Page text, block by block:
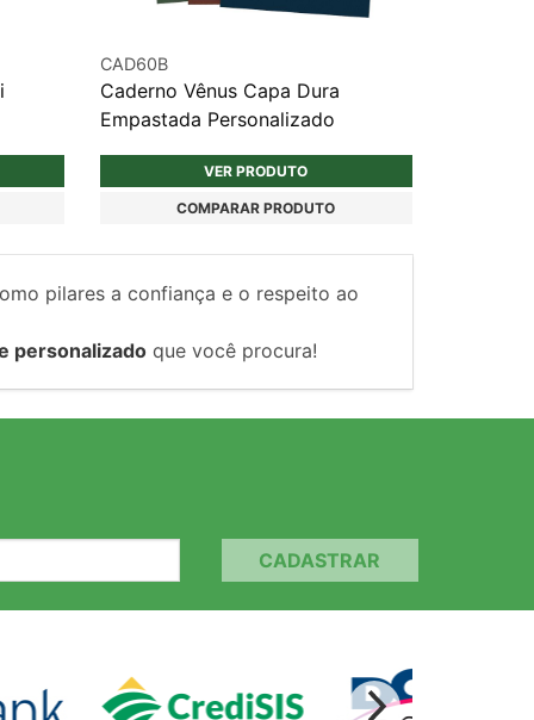
CAD60B
Caderno Vênus Capa Dura
Empastada Personalizado
VER PRODUTO
COMPARAR PRODUTO
pilares a confiança e o respeito ao
personalizado que você procura!
CADASTRAR